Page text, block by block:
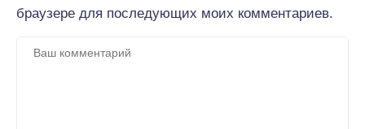
браузере для последующих моих комментариев.